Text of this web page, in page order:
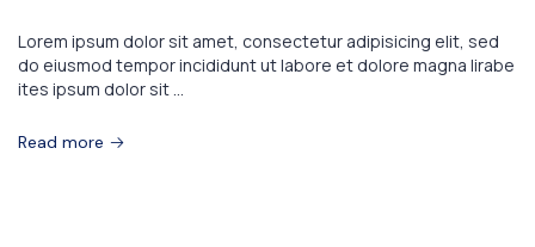
Lorem ipsum dolor sit amet, consectetur adipisicing elit, sed
do eiusmod tempor incididunt ut labore et dolore magna lirabe
ites ipsum dolor sit ...
Read more